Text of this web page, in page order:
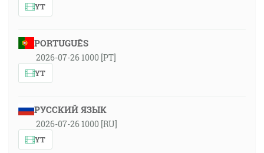
YT
PORTUGUÊS
2026-07-26 1000 [PT]
YT
РУССКИЙ ЯЗЫК
2026-07-26 1000 [RU]
YT